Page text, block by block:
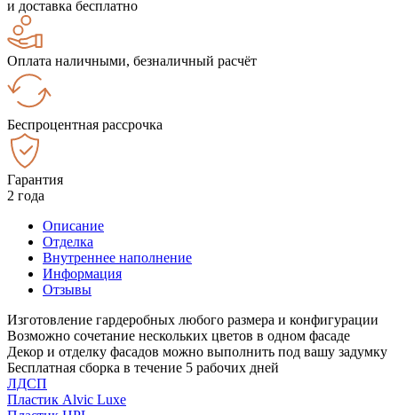
и доставка бесплатно
Оплата наличными, безналичный расчёт
Беспроцентная рассрочка
Гарантия
2 года
Описание
Отделка
Внутреннее наполнение
Информация
Отзывы
Изготовление гардеробных любого размера и конфигурации
Возможно сочетание нескольких цветов в одном фасаде
Декор и отделку фасадов можно выполнить под вашу задумку
Бесплатная сборка в течение 5 рабочих дней
ЛДСП
Пластик Alvic Luxe